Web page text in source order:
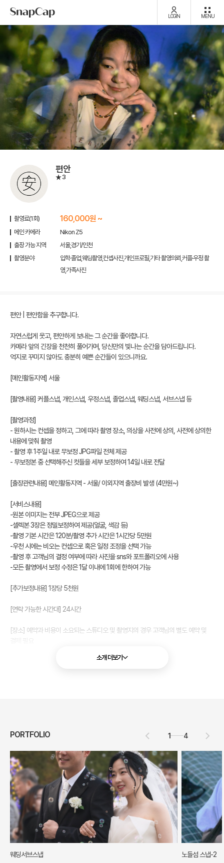
LOGIN MENU
편안
3
촬영료(1회) 160,000원 ~
메인 카메라
Nikon Z5
출장 가능 지역
서울,경기/인천
촬영분야
입학·졸업,웨딩촬영,컨셉사진,개인프로필,기타 촬영의뢰,커플·우정 촬
영,가족사진
편안 | 편안함을 추구합니다.
자연스럽게 웃고, 편안하게 보내는 그 순간을 좋아합니다.
카메라 앞의 긴장을 천천히 풀어가며, 당신만의 빛나는 순간을 담아드립니다.
억지로 꾸미지 않아도 충분히 예쁜 순간들이 있으니까요.
[메인활동지역] 서울
[촬영내용] 커플스냅, 개인스냅, 우정스냅, 졸업스냅, 웨딩스냅, 서브스냅 등
[촬영과정]
- 원하시는 컨셉을 정하고, 그에 따라 촬영 장소, 의상을 사전에 상의, 사전에 상의한
내용에 맞춰 촬영
- 촬영 후 1주일 내로 무보정 JPG파일 전체 제공
- 무보정본 중 선택해주신 컷들을 세부 보정하여 14일 내로 전달
[출장관련내용] 메인활동지역 - 서울/ 이외지역 출장비 발생 (4만원~)
[서비스내용]
-원본 이미지는 전부 JPEG으로 제공
-셀렉본 3장은 정밀보정하여 제공(얼굴, 색감 등)
-촬영 기본 시간은 120분/촬영 추가 시간은 1시간당 5만원
-우천 시에는 비오는 컨셉으로 혹은 일정 조정을 선택 가능
-촬영 후 고객님의 결정 여부에 따라 사진을 sns와 포트폴리오에 사용
-모든 촬영에서 보정 수정은 1달 이내에 1회에 한하여 가능
[추가보정내용] 1장당 5천원
[연락 가능한 시간대] 24시간
[장소] 예약과 비용이 소요되는 스튜디오 및 촬영지의 경우 고객님의 별도 예약 및
소개 더보기
PORTFOLIO
웨딩서브스냅 노들섬 스냅-2
1 4